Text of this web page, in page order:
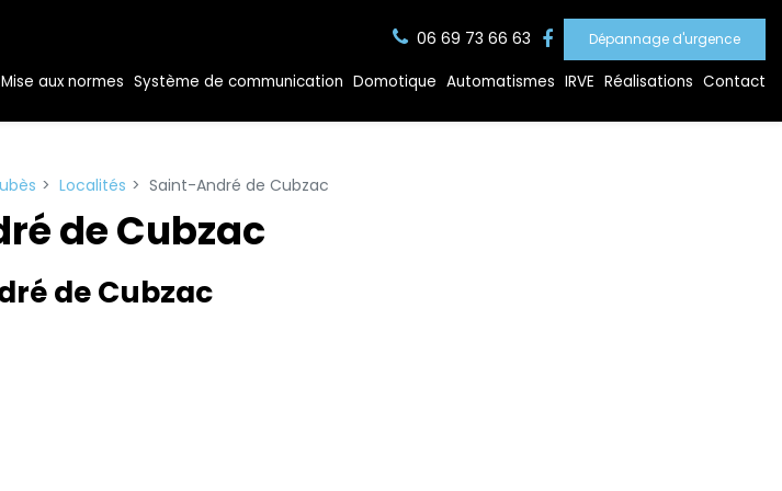
06 69 73 66 63 Dépannage d'urgence
Mise aux normes Système de communication Domotique Automatismes IRVE Réalisations Contact
Localités Saint-André de Cubzac
de Cubzac
de Cubzac